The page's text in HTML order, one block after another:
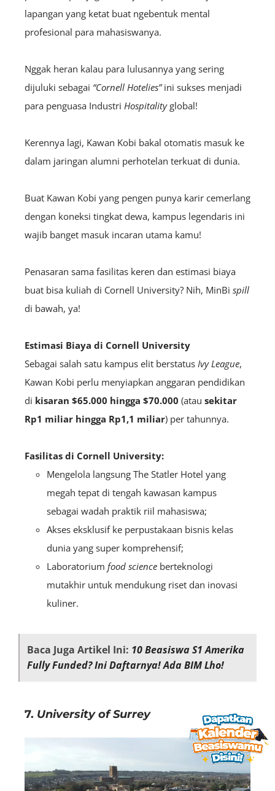
lapangan yang ketat buat ngebentuk mental
profesional para mahasiswanya.
Nggak heran kalau para lulusannya yang sering
dijuluki sebagai “Cornell Hotelies”ini sukses menjadi
para penguasa Industri Hospitalityglobal!
Kerennya lagi, Kawan Kobi bakal otomatis masuk ke
dalam jaringan alumni perhotelan terkuat di dunia.
Buat Kawan Kobi yang pengen punya karir cemerlang
dengan koneksi tingkat dewa, kampus legendaris ini
wajib banget masuk incaran utama kamu!
Penasaran sama fasilitas keren dan estimasi biaya
buat bisa kuliah di Cornell University? Nih, MinBi spill
di bawah, ya!
Estimasi Biaya di Cornell University
Sebagai salah satu kampus elit berstatus Ivy League,
Kawan Kobi perlu menyiapkan anggaran pendidikan
di kisaran $65.000 hingga $70.000 (atau sekitar
Rp1 miliar hingga Rp1,1 miliar) per tahunnya.
Fasilitas di Cornell University:
Mengelola langsung The Statler Hotel yang
megah tepat di tengah kawasan kampus
sebagai wadah praktik riil mahasiswa;
Akses eksklusif ke perpustakaan bisnis kelas
dunia yang super komprehensif;
Laboratorium food science berteknologi
mutakhir untuk mendukung riset dan inovasi
kuliner.
Baca Juga Artikel Ini: 10 Beasiswa S1 Amerika
Fully Funded? Ini Daftarnya! Ada BIM Lho!
7. University of Surrey